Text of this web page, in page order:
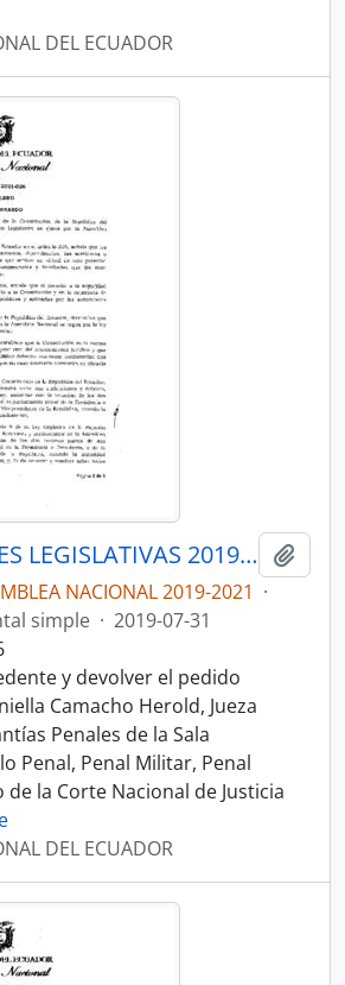
DEL ECUADOR
RESOLUCIONES LEGISLATIVAS 2019-2021
NACIONAL 2019-2021 ·
simple · 2019-07-31
y devolver el pedido
Camacho Herold, Jueza
Penales de la Sala
Penal, Penal Militar, Penal
de la Corte Nacional de Justicia
DEL ECUADOR